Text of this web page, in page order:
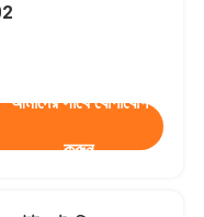
আমাদের সাথে যোগাযোগ
করুন